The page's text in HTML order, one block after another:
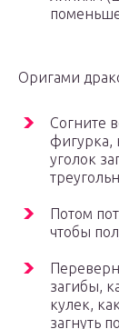
Оригами
Согните
фигурка,
уголок
Потом
чтобы
загибы,
кулек,
загнуть